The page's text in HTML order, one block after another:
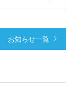
お知らせ一覧